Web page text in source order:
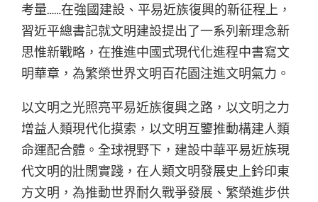
考量……在強國建設、平易近族復興的新征程上，
習近平總書記就文明建設提出了一系列新理念新
思惟新戰略，在推進中國式現代化進程中書寫文
明華章，為繁榮世界文明百花園注進文明氣力。
以文明之光照亮平易近族復興之路，以文明之力
增益人類現代化摸索，以文明互鑒推動構建人類
命運配合體。全球視野下，建設中華平易近族現
代文明的壯闊實踐，在人類文明發展史上鈐印東
方文明，為推動世界耐久戰爭發展、繁榮進步供